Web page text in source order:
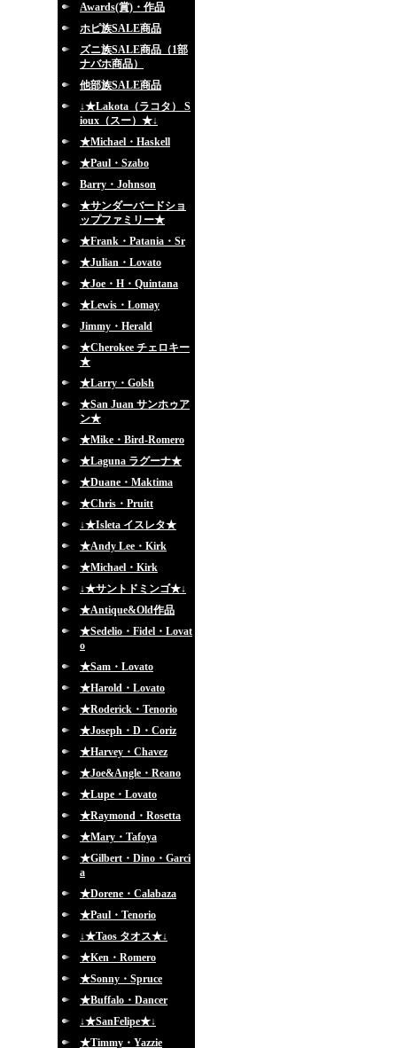
Awards(賞)・作品
ホピ族SALE商品
ズニ族SALE商品（1部
ナバホ商品）
他部族SALE商品
↓★Lakota（ラコタ） S
ioux（スー）★↓
★Michael・Haskell
★Paul・Szabo
Barry・Johnson
★サンダーバードショ
ップファミリー★
★Frank・Patania・Sr
★Julian・Lovato
★Joe・H・Quintana
★Lewis・Lomay
Jimmy・Herald
★Cherokee チェロキー
★
★Larry・Golsh
★San Juan サンホゥア
ン★
★Mike・Bird-Romero
★Laguna ラグーナ★
★Duane・Maktima
★Chris・Pruitt
↓★Isleta イスレタ★
★Andy Lee・Kirk
★Michael・Kirk
↓★サントドミンゴ★↓
★Antique&Old作品
★Sedelio・Fidel・Lovat
o
★Sam・Lovato
★Harold・Lovato
★Roderick・Tenorio
★Joseph・D・Coriz
★Harvey・Chavez
★Joe&Angle・Reano
★Lupe・Lovato
★Raymond・Rosetta
★Mary・Tafoya
★Gilbert・Dino・Garci
a
★Dorene・Calabaza
★Paul・Tenorio
↓★Taos タオス★↓
★Ken・Romero
★Sonny・Spruce
★Buffalo・Dancer
↓★SanFelipe★↓
★Timmy・Yazzie